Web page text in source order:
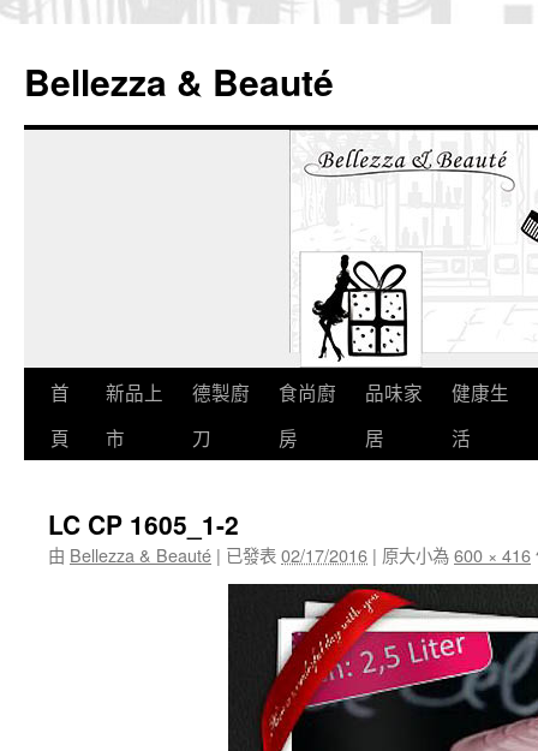
Bellezza & Beauté
跳首
頁
新品上
市
德製廚
刀
食尚廚
房
品味家
居
健康生
活
LC CP 1605_1-2
由 Bellezza & Beauté | 已發表02/17/2016 | 原大小為600 × 416